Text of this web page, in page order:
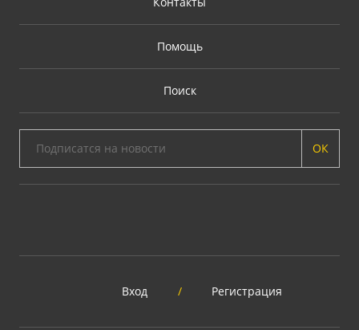
Помощь
Поиск
ОК
Вход / Регистрация